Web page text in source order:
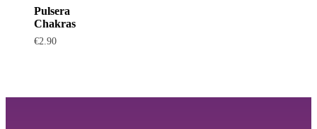
Pulsera
Chakras
€2.90